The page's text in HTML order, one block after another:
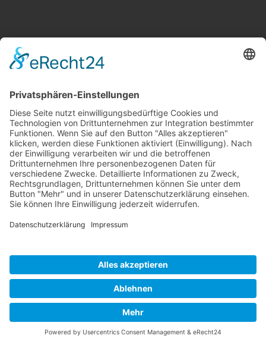
KARRIERE
TIPPSPIEL
PRESSE
KONTAKT